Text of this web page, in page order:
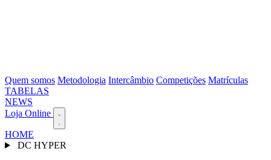
Quem somos Metodologia Intercâmbio Competições Matrículas
TABELAS
NEWS
Loja Online
HOME
DC HYPER